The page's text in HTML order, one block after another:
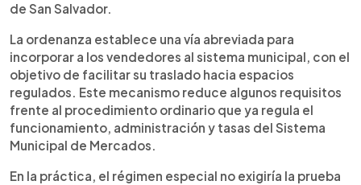
de San Salvador.
La ordenanza establece una vía abreviada para
incorporar a los vendedores al sistema municipal, con el
objetivo de facilitar su traslado hacia espacios
regulados. Este mecanismo reduce algunos requisitos
frente al procedimiento ordinario que ya regula el
funcionamiento, administración y tasas del Sistema
Municipal de Mercados.
En la práctica, el régimen especial no exigiría la prueba